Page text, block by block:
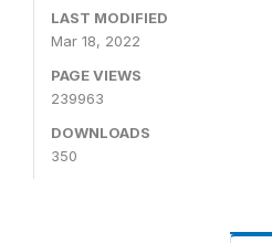
LAST MODIFIED
Mar 18, 2022
PAGE VIEWS
239963
DOWNLOADS
350